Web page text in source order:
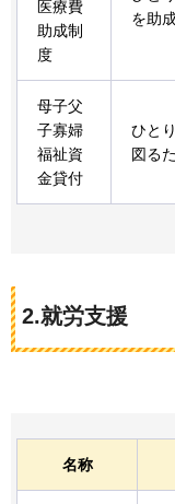
医療費
助成制
度
を助
母子父
子寡婦
福祉資
金貸付
ひと
図る
2.就労支援
名称